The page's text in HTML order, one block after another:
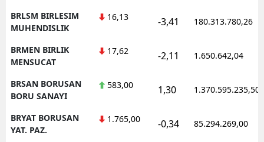
BRLSM BIRLESIM
MUHENDISLIK
16,13 -3,41 180.313.780,26
BRMEN BIRLIK
MENSUCAT
17,62 -2,11 1.650.642,04
BRSAN BORUSAN
BORU SANAYI
583,00 1,30 1.370.595.235,50
BRYAT BORUSAN
YAT. PAZ.
1.765,00 -0,34 85.294.269,00